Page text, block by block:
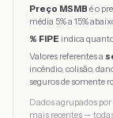
Preço MSMB é o
média 5% a 15%
% FIPE indica
Valores referentes a
incêndio, colisão,
seguros de somente
Dados agrupados
mais recentes —